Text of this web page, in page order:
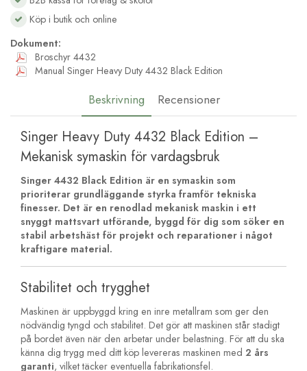
Köp i butik och online
Dokument:
Broschyr 4432
Manual Singer Heavy Duty 4432 Black Edition
Beskrivning Recensioner
Singer Heavy Duty 4432 Black Edition –
Mekanisk symaskin för vardagsbruk
Singer 4432 Black Edition är en symaskin som
prioriterar grundläggande styrka framför tekniska
finesser. Det är en renodlad mekanisk maskin i ett
snyggt mattsvart utförande, byggd för dig som söker en
stabil arbetshäst för projekt och reparationer i något
kraftigare material.
Stabilitet och trygghet
Maskinen är uppbyggd kring en inre metallram som ger den
nödvändig tyngd och stabilitet. Det gör att maskinen står stadigt
på bordet även när den arbetar under belastning. För att du ska
känna dig trygg med ditt köp levereras maskinen med 2 års
garanti, vilket täcker eventuella fabrikationsfel.